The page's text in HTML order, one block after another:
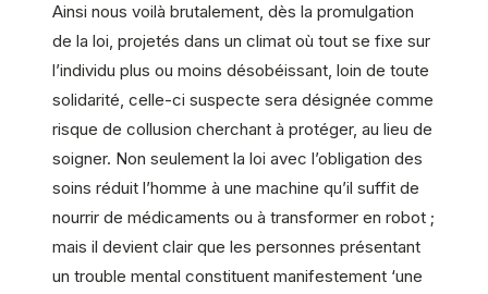
Ainsi nous voilà brutalement, dès la promulgation
de la loi, projetés dans un climat où tout se fixe sur
l’individu plus ou moins désobéissant, loin de toute
solidarité, celle-ci suspecte sera désignée comme
risque de collusion cherchant à protéger, au lieu de
soigner. Non seulement la loi avec l’obligation des
soins réduit l’homme à une machine qu’il suffit de
nourrir de médicaments ou à transformer en robot ;
mais il devient clair que les personnes présentant
un trouble mental constituent manifestement ‘une